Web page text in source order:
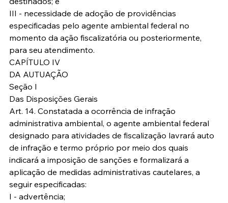
III - necessidade de adoção de providências
especificadas pelo agente ambiental federal no
momento da ação fiscalizatória ou posteriormente,
para seu atendimento.
CAPÍTULO IV
DA AUTUAÇÃO
Seção I
Das Disposições Gerais
Art. 14. Constatada a ocorrência de infração
administrativa ambiental, o agente ambiental federal
designado para atividades de fiscalização lavrará auto
de infração e termo próprio por meio dos quais
indicará a imposição de sanções e formalizará a
aplicação de medidas administrativas cautelares, a
seguir especificadas:
I - advertência;